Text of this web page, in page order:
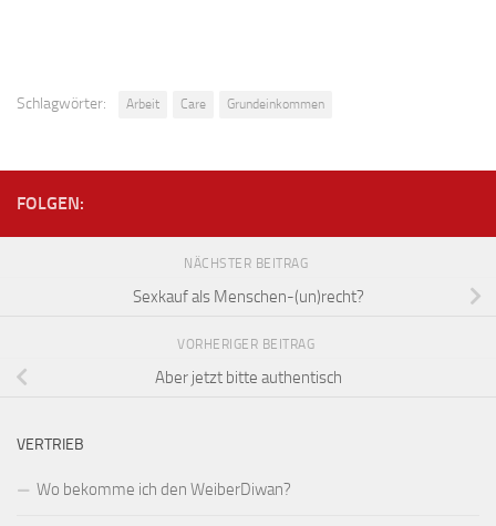
Schlagwörter: Arbeit Care Grundeinkommen
FOLGEN:
NÄCHSTER BEITRAG
Sexkauf als Menschen-(un)recht?
VORHERIGER BEITRAG
Aber jetzt bitte authentisch
VERTRIEB
Wo bekomme ich den WeiberDiwan?